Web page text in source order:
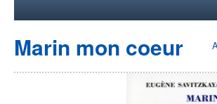
Marin mon coeur